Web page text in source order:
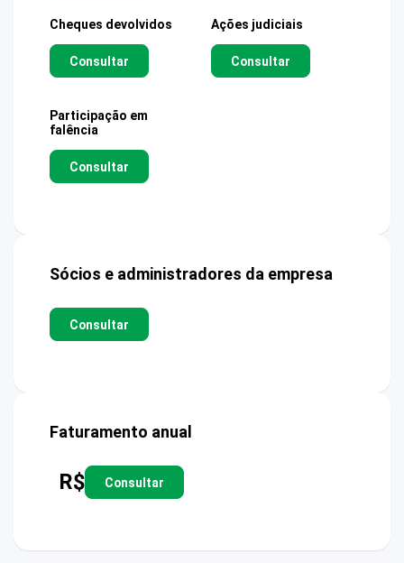
Cheques devolvidos
Consultar
Ações judiciais
Consultar
Participação em
falência
Consultar
Sócios e administradores da empresa
Consultar
Faturamento anual
R$ Consultar